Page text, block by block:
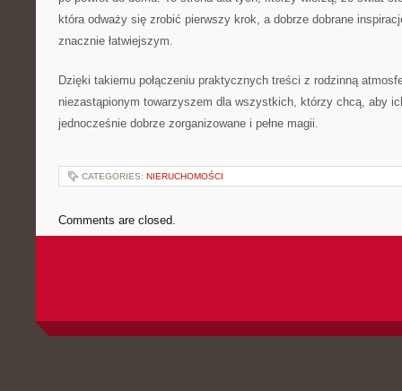
która odważy się zrobić pierwszy krok, a dobrze dobrane
znacznie łatwiejszym.
Dzięki takiemu połączeniu praktycznych treści z rodzinną
niezastąpionym towarzyszem dla wszystkich, którzy chcą, aby
jednocześnie dobrze zorganizowane i pełne magii.
CATEGORIES: NIERUCHOMOŚCI
Comments are closed.